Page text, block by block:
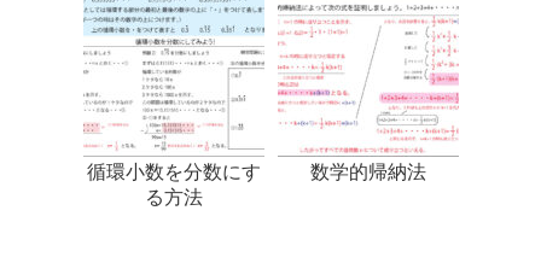
循環小数を分数にす
る方法
数学的帰納法